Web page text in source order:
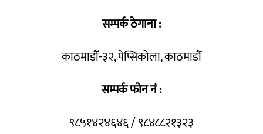
सम्पर्क ठेगाना :
काठमाडौँ-३२, पेप्सिकोला, काठमाडौँ
सम्पर्क फोन नं :
९८५१४२४६४६ / ९८४८८२१३२३